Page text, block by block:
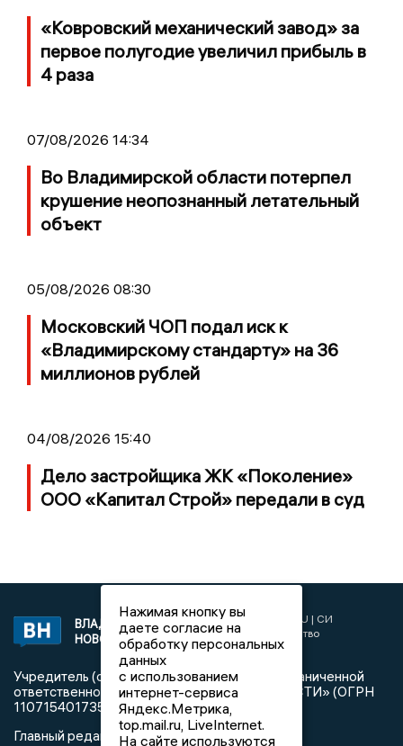
«Ковровский механический завод» за
первое полугодие увеличил прибыль в
4 раза
07/08/2026 14:34
Во Владимирской области потерпел
крушение неопознанный летательный
объект
05/08/2026 08:30
Московский ЧОП подал иск к
«Владимирскому стандарту» на 36
миллионов рублей
04/08/2026 15:40
Дело застройщика ЖК «Поколение»
ООО «Капитал Строй» передали в суд
ВЛАДИМИРСКИЕ
НОВОСТИ
2017 © NEWSVLADIMIR.RU | СИ
«Информационное агентство
Владимирские новости»
Учредитель (соучредители): Общество с ограниченной
ответственностью «РЕГИОНАЛЬНЫЕ НОВОСТИ» (ОГРН
1107154017354)
Главный редактор: Мазов С. А.
Нажимая кнопку вы
даете согласие на
обработку персональных
данных
с использованием
интернет-сервиса
Яндекс.Метрика,
top.mail.ru, LiveInternet.
На сайте используются